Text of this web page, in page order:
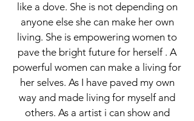
like a dove. She is not depending on
anyone else she can make her own
living. She is empowering women to
pave the bright future for herself . A
powerful women can make a living for
her selves. As I have paved my own
way and made living for myself and
others. As a artist i can show and